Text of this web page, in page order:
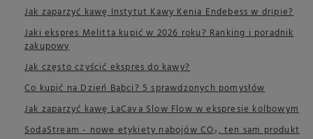
Jak zaparzyć kawę Instytut Kawy Kenia Endebess w dripie?
Jaki ekspres Melitta kupić w 2026 roku? Ranking i poradnik
zakupowy
Jak często czyścić ekspres do kawy?
Co kupić na Dzień Babci? 5 sprawdzonych pomysłów
Jak zaparzyć kawę LaCava Slow Flow w ekspresie kolbowym
SodaStream - nowe etykiety nabojów CO₂, ten sam produkt